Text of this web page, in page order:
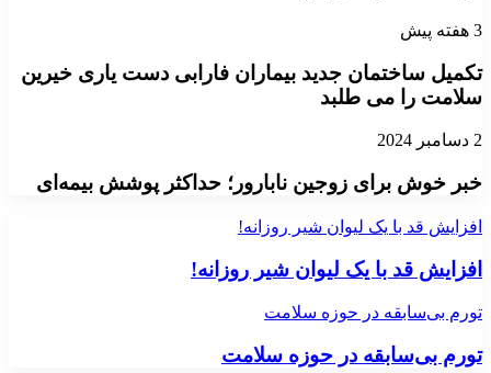
3 هفته پیش
تکمیل ساختمان جدید بیماران فارابی دست یاری خیرین
سلامت را می طلبد
2 دسامبر 2024
خبر خوش برای زوجین نابارور؛ حداکثر پوشش بیمه‌ای
افزایش قد با یک لیوان شیر روزانه!
افزایش قد با یک لیوان شیر روزانه!
تورم بی‌سابقه در حوزه سلامت
تورم بی‌سابقه در حوزه سلامت